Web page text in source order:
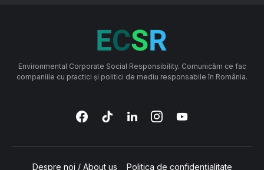
Environmental Corporate Social Responsibility. Comunicăm ce fac
companiile cu practici și politici de mediu responsabile în România.
Despre noi / About us Politica de confidențialitate